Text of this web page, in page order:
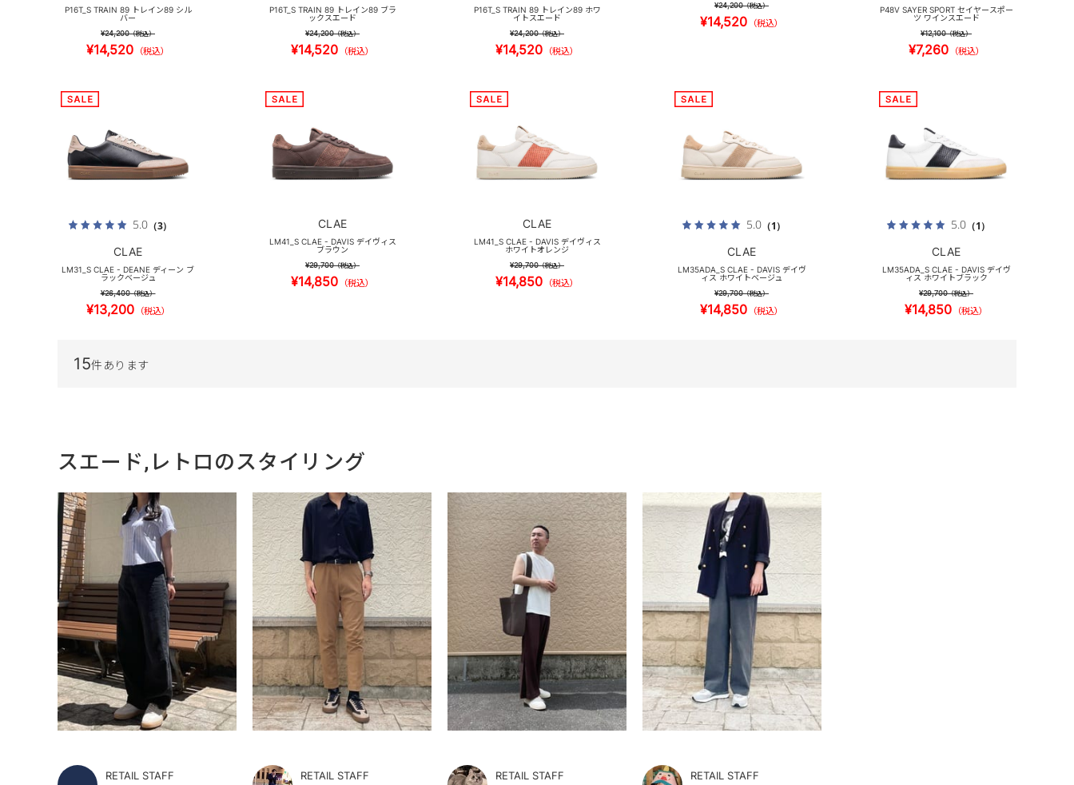
P16T_S TRAIN 89 トレイン89 シル
バー
¥24,200（税込）
¥14,520 （税込）
P16T_S TRAIN 89 トレイン89 ブラ
ックスエード
¥24,200（税込）
¥14,520 （税込）
P16T_S TRAIN 89 トレイン89 ホワ
イトスエード
¥24,200（税込）
¥14,520 （税込）
¥24,200（税込）
¥14,520 （税込）
P48V SAYER SPORT セイヤースポー
ツ ワインスエード
¥12,100（税込）
¥7,260 （税込）
5.0（3）
CLAE
LM31_S CLAE - DEANE ディーン ブ
ラックベージュ
¥26,400（税込）
¥13,200 （税込）
CLAE
LM41_S CLAE - DAVIS デイヴィス
ブラウン
¥29,700（税込）
¥14,850 （税込）
CLAE
LM41_S CLAE - DAVIS デイヴィス
ホワイトオレンジ
¥29,700（税込）
¥14,850 （税込）
5.0（1）
CLAE
LM35ADA_S CLAE - DAVIS デイヴ
ィス ホワイトベージュ
¥29,700（税込）
¥14,850 （税込）
5.0（1）
CLAE
LM35ADA_S CLAE - DAVIS デイヴ
ィス ホワイトブラック
¥29,700（税込）
¥14,850 （税込）
15件あります
スエード,レトロのスタイリング
RETAIL STAFF
RETAIL STAFF
RETAIL STAFF
RETAIL STAFF